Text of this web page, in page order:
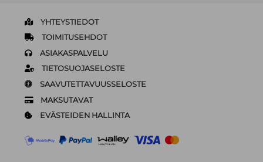
ennakoimattomia, yllättäviä tuloksia.
Sosiaalifysiikka muuttaa tapaamme ajatella sosiaalisia ryhmiä ja
YHTEYSTIEDOT
TOIMITUSEHDOT
ASIAKASPALVELU
TIETOSUOJASELOSTE
SAAVUTETTAVUUSSELOSTE
MAKSUTAVAT
EVÄSTEIDEN HALLINTA